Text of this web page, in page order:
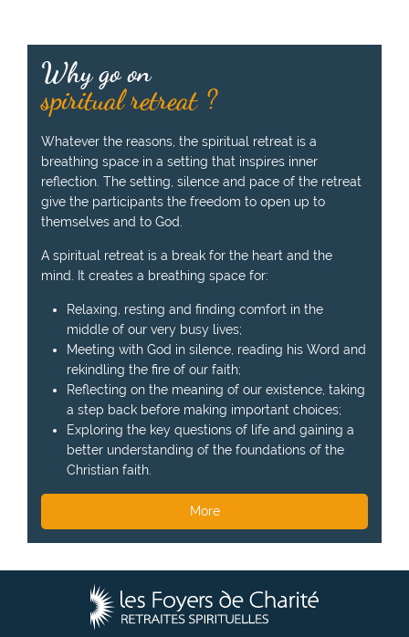
Why go on
spiritual retreat ?
Whatever the reasons, the spiritual retreat is a
breathing space in a setting that inspires inner
reflection. The setting, silence and pace of the retreat
give the participants the freedom to open up to
themselves and to God.
A spiritual retreat is a break for the heart and the
mind. It creates a breathing space for:
Relaxing, resting and finding comfort in the
middle of our very busy lives;
Meeting with God in silence, reading his Word and
rekindling the fire of our faith;
Reflecting on the meaning of our existence, taking
a step back before making important choices;
Exploring the key questions of life and gaining a
better understanding of the foundations of the
Christian faith.
More